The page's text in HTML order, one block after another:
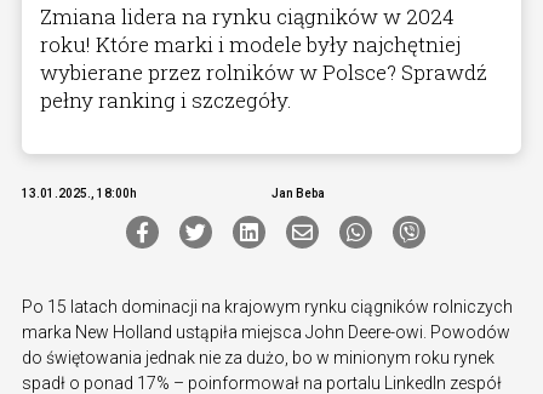
Zmiana lidera na rynku ciągników w 2024
roku! Które marki i modele były najchętniej
wybierane przez rolników w Polsce? Sprawdź
pełny ranking i szczegóły.
13.01.2025., 18:00h Jan Beba
Po 15 latach dominacji na krajowym rynku ciągników rolniczych
marka New Holland ustąpiła miejsca John Deere-owi. Powodów
do świętowania jednak nie za dużo, bo w minionym roku rynek
spadł o ponad 17% – poinformował na portalu LinkedIn zespół